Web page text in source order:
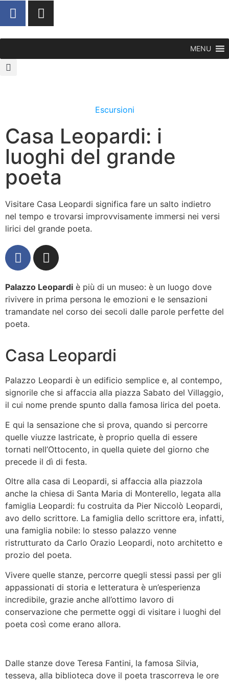
MENU
Escursioni
Casa Leopardi: i
luoghi del grande
poeta
Visitare Casa Leopardi significa fare un salto indietro
nel tempo e trovarsi improvvisamente immersi nei versi
lirici del grande poeta.
Palazzo Leopardi è più di un museo: è un luogo dove
rivivere in prima persona le emozioni e le sensazioni
tramandate nel corso dei secoli dalle parole perfette del
poeta.
Casa Leopardi
Palazzo Leopardi è un edificio semplice e, al contempo,
signorile che si affaccia alla piazza Sabato del Villaggio,
il cui nome prende spunto dalla famosa lirica del poeta.
E qui la sensazione che si prova, quando si percorre
quelle viuzze lastricate, è proprio quella di essere
tornati nell’Ottocento, in quella quiete del giorno che
precede il dì di festa.
Oltre alla casa di Leopardi, si affaccia alla piazzola
anche la chiesa di Santa Maria di Monterello, legata alla
famiglia Leopardi: fu costruita da Pier Niccolò Leopardi,
avo dello scrittore. La famiglia dello scrittore era, infatti,
una famiglia nobile: lo stesso palazzo venne
ristrutturato da Carlo Orazio Leopardi, noto architetto e
prozio del poeta.
Vivere quelle stanze, percorre quegli stessi passi per gli
appassionati di storia e letteratura è un’esperienza
incredibile, grazie anche all’ottimo lavoro di
conservazione che permette oggi di visitare i luoghi del
poeta così come erano allora.
Dalle stanze dove Teresa Fantini, la famosa Silvia,
tesseva, alla biblioteca dove il poeta trascorreva le ore